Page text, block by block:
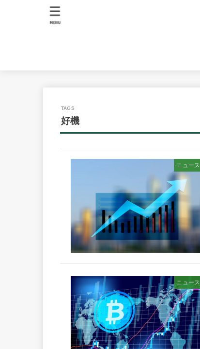
MENU
好機
ニュース
ニュース